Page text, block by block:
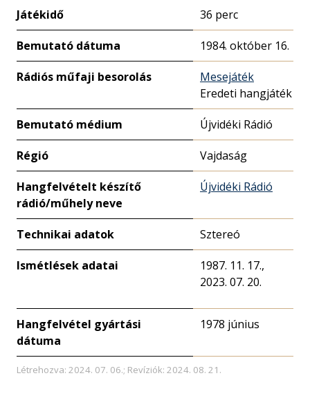
Játékidő 36 perc
Bemutató dátuma 1984. október 16.
Rádiós műfaji besorolás
Mesejáték
Eredeti hangjáték
Bemutató médium Újvidéki Rádió
Régió Vajdaság
Hangfelvételt készítő
rádió/műhely neve
Újvidéki Rádió
Technikai adatok Sztereó
Ismétlések adatai
1987. 11. 17.,
2023. 07. 20.
Hangfelvétel gyártási
dátuma
1978 június
Létrehozva: 2024. 07. 06.; Revíziók: 2024. 08. 21.